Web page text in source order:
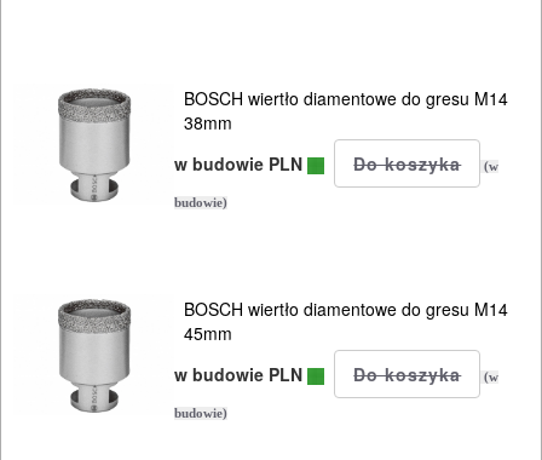
BOSCH wiertło diamentowe do gresu M14
38mm
w budowie PLN
(w
budowie)
BOSCH wiertło diamentowe do gresu M14
45mm
w budowie PLN
(w
budowie)